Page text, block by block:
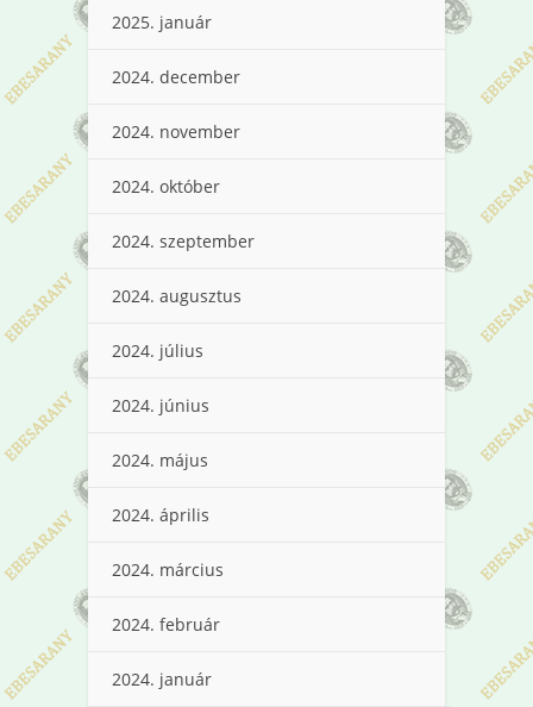
2025. január
2024. december
2024. november
2024. október
2024. szeptember
2024. augusztus
2024. július
2024. június
2024. május
2024. április
2024. március
2024. február
2024. január